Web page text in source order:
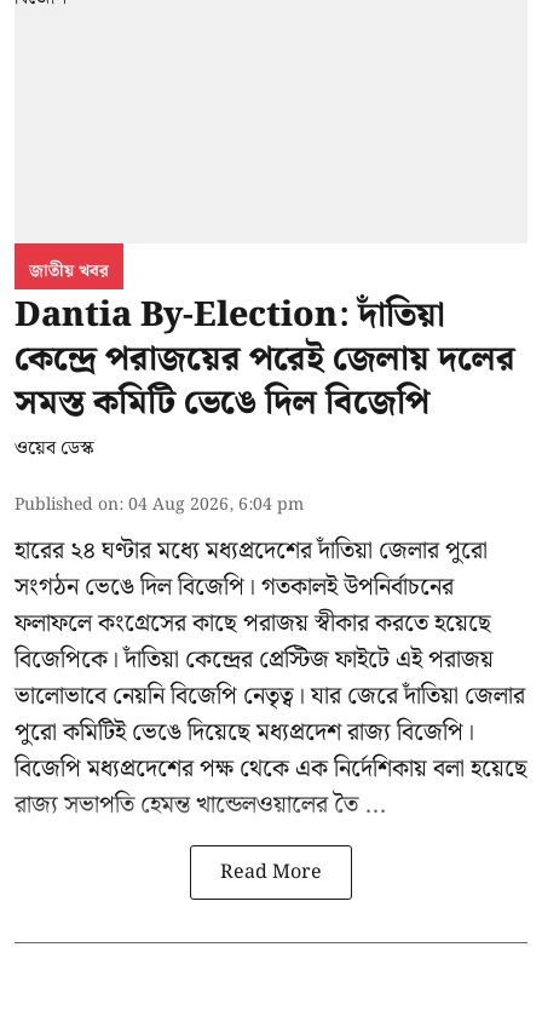
জাতীয় খবর
Dantia By-Election: দাঁতিয়া
কেন্দ্রে পরাজয়ের পরেই জেলায় দলের
সমস্ত কমিটি ভেঙে দিল বিজেপি
ওয়েব ডেস্ক
Published on:04 Aug 2026, 6:04 pm
হারের ২৪ ঘণ্টার মধ্যে মধ্যপ্রদেশের দাঁতিয়া জেলার পুরো
সংগঠন ভেঙে দিল বিজেপি। গতকালই উপনির্বাচনের
ফলাফলে কংগ্রেসের কাছে পরাজয় স্বীকার করতে হয়েছে
বিজেপিকে। দাঁতিয়া কেন্দ্রের প্রেস্টিজ ফাইটে এই পরাজয়
ভালোভাবে নেয়নি বিজেপি নেতৃত্ব। যার জেরে দাঁতিয়া জেলার
পুরো কমিটিই ভেঙে দিয়েছে মধ্যপ্রদেশ রাজ্য বিজেপি।
বিজেপি মধ্যপ্রদেশের পক্ষ থেকে এক নির্দেশিকায় বলা হয়েছে
রাজ্য সভাপতি হেমন্ত খান্ডেলওয়ালের তৈ ...
Read More